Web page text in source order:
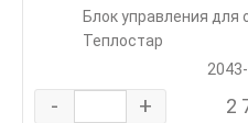
Блок управления
Теплостар
- + 2